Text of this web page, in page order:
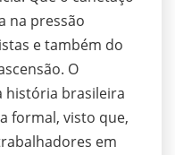
na pressão
e também do
O
história brasileira
formal, visto que,
em